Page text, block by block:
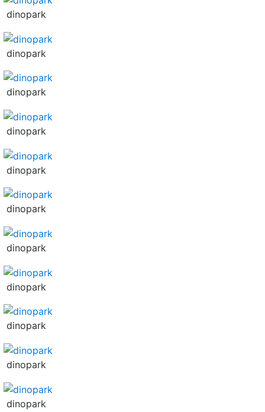
dinopark
dinopark
dinopark
dinopark
dinopark
dinopark
dinopark
dinopark
dinopark
dinopark
dinopark